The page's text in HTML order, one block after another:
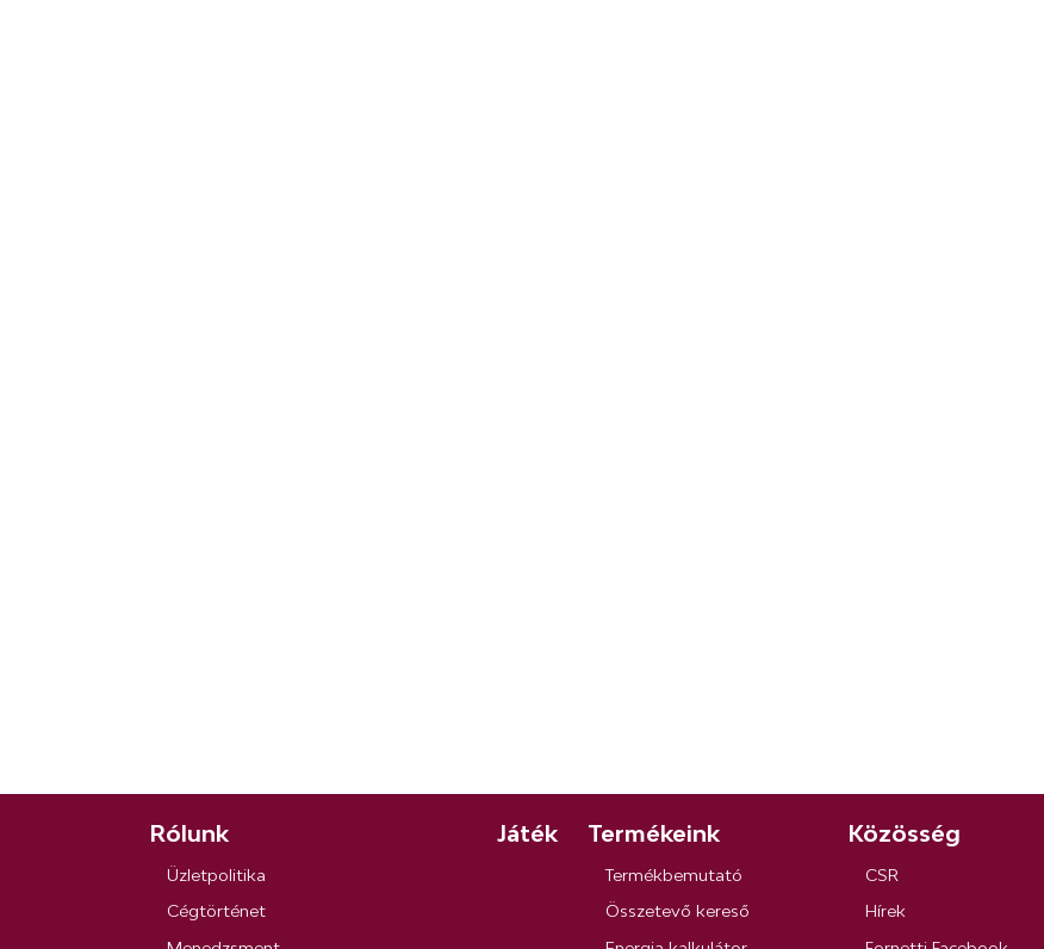
Rólunk
Üzletpolitika
Cégtörténet
Játék Termékeink
Termékbemutató
Összetevő kereső
Közösség
CSR
Hírek